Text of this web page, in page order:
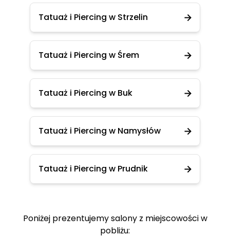
Tatuaż i Piercing w Strzelin
Tatuaż i Piercing w Śrem
Tatuaż i Piercing w Buk
Tatuaż i Piercing w Namysłów
Tatuaż i Piercing w Prudnik
Poniżej prezentujemy salony z miejscowości w
pobliżu: